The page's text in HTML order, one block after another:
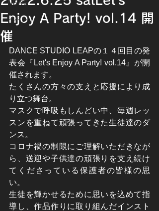
NEWS
イベント
Enjoy A Party! vol.14 開
催
DANCE STUDIO LEAPの１４回目の発
表会『Let's Enjoy A Party! vol.14』が開
催されます。
たくさんの方々の支えと応援により成
り立つ舞台。
マスクで呼吸もしんどい中、毎週レッ
スンを重ねて頑張ってきた生徒達のダ
ンス。
コロナ禍の制限にご理解いただきなが
ら、送迎や子供達の頑張りを支え続け
てくださっている保護者の皆様の思
い。
生徒を輝かせるために思いを込めて指
導し、作品作りに取り組んだインスト